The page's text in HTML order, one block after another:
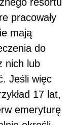
pracowały
mają
do
nich lub
Jeśli więc
17 lat,
emeryturę